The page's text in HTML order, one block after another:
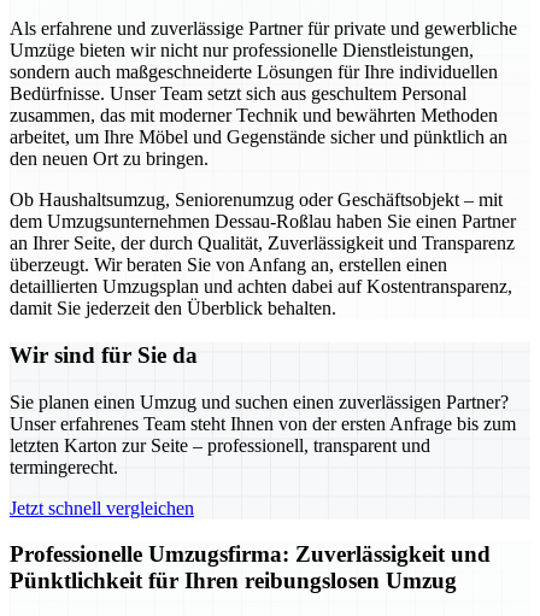
Als erfahrene und zuverlässige Partner für private und gewerbliche
Umzüge bieten wir nicht nur professionelle Dienstleistungen,
sondern auch maßgeschneiderte Lösungen für Ihre individuellen
Bedürfnisse. Unser Team setzt sich aus geschultem Personal
zusammen, das mit moderner Technik und bewährten Methoden
arbeitet, um Ihre Möbel und Gegenstände sicher und pünktlich an
den neuen Ort zu bringen.
Ob Haushaltsumzug, Seniorenumzug oder Geschäftsobjekt – mit
dem Umzugsunternehmen Dessau-Roßlau haben Sie einen Partner
an Ihrer Seite, der durch Qualität, Zuverlässigkeit und Transparenz
überzeugt. Wir beraten Sie von Anfang an, erstellen einen
detaillierten Umzugsplan und achten dabei auf Kostentransparenz,
damit Sie jederzeit den Überblick behalten.
Wir sind für Sie da
Sie planen einen Umzug und suchen einen zuverlässigen Partner?
Unser erfahrenes Team steht Ihnen von der ersten Anfrage bis zum
letzten Karton zur Seite – professionell, transparent und
termingerecht.
Jetzt schnell vergleichen
Professionelle Umzugsfirma: Zuverlässigkeit und
Pünktlichkeit für Ihren reibungslosen Umzug